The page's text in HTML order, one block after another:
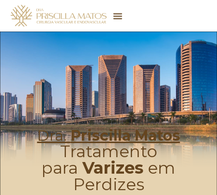
Dra.Priscilla Matos
Tratamento
para Varizes em
Perdizes